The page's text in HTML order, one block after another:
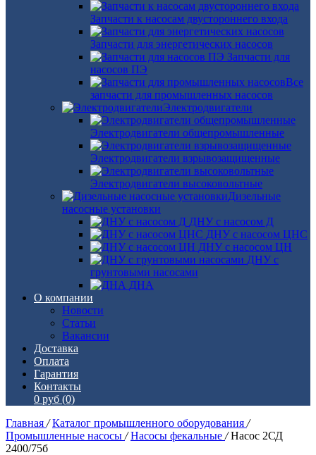
Запчасти к насосам двустороннего входа
Запчасти для энергетических насосов
Запчасти для
насосов ПЭ
Все
запчасти для промышленных насосов
Электродвигатели
Электродвигатели общепромышленные
Электродвигатели взрывозащищенные
Электродвигатели высоковольтные
Дизельные
насосные установки
ДНУ с насосом Д
ДНУ с насосом ЦНС
ДНУ с насосом ЦН
ДНУ с
грунтовыми насосами
ДНА
О компании
Новости
Статьи
Вакансии
Доставка
Оплата
Гарантия
Контакты
0 руб (0)
Главная / Каталог промышленного оборудования /
Промышленные насосы / Насосы фекальные / Насос 2СД
2400/75б